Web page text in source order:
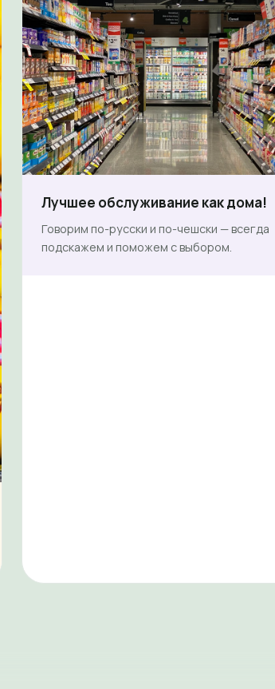
Лучшее обслуживание как дома!
Говорим по-русски и по-чешски — всегда
подскажем и поможем с выбором.